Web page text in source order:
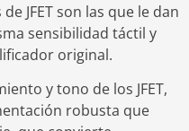
JFET son las que le dan
sensibilidad táctil y
original.
y tono de los JFET,
robusta que